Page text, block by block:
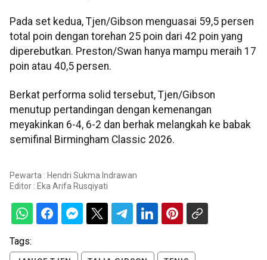
Pada set kedua, Tjen/Gibson menguasai 59,5 persen
total poin dengan torehan 25 poin dari 42 poin yang
diperebutkan. Preston/Swan hanya mampu meraih 17
poin atau 40,5 persen.
Berkat performa solid tersebut, Tjen/Gibson
menutup pertandingan dengan kemenangan
meyakinkan 6-4, 6-2 dan berhak melangkah ke babak
semifinal Birmingham Classic 2026.
Pewarta : Hendri Sukma Indrawan
Editor : Eka Arifa Rusqiyati
Tags: